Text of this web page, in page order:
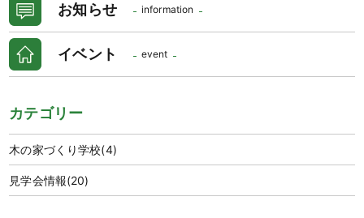
お知らせ information
イベント event
カテゴリー
木の家づくり学校(4)
見学会情報(20)